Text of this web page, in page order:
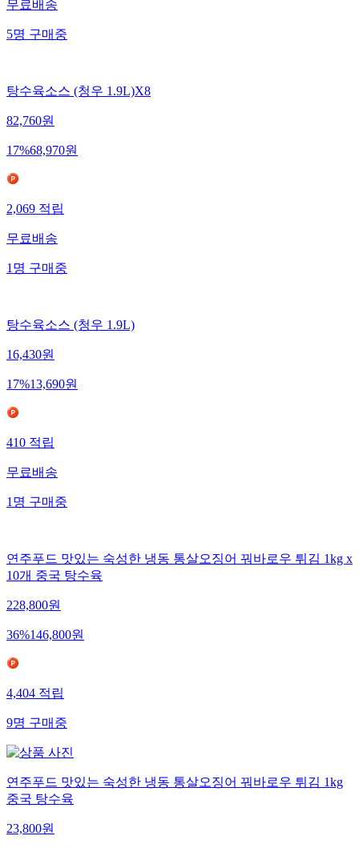
무료배송
5명구매중
탕수육소스 (청우 1.9L)X8
82,760원
17%68,970원
2,069적립
무료배송
1명구매중
탕수육소스 (청우 1.9L)
16,430원
17%13,690원
410적립
무료배송
1명구매중
연주푸드 맛있는 숙성한 냉동 통살오징어 꿔바로우 튀김 1kg x
10개 중국 탕수육
228,800원
36%146,800원
4,404적립
9명구매중
연주푸드 맛있는 숙성한 냉동 통살오징어 꿔바로우 튀김 1kg
중국 탕수육
23,800원